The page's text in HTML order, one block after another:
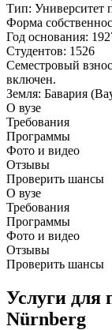
Тип: Университет
Форма
Год основания:
Студентов: 1526
Семестровый взнос
включен.
Земля: Бавария
О вузе
Требования
Программы
Фото и видео
Отзывы
Проверить шансы
О вузе
Требования
Программы
Фото и видео
Отзывы
Проверить шансы
Услуги для
Nürnberg